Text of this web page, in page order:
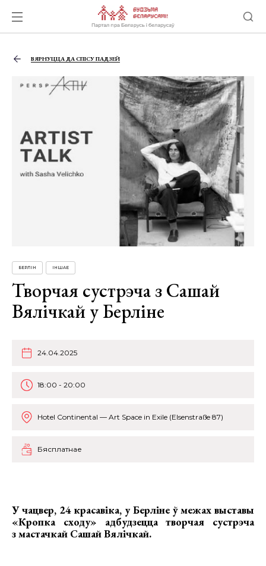
ВЯРНУЦЦА ДА СПІСУ ПАДЗЕЙ
БЕРЛІН ІНШАЕ
Творчая сустрэча з Сашай
Вялічкай у Берліне
24.04.2025
18:00 - 20:00
Hotel Continental — Art Space in Exile (Elsenstraße 87)
Бясплатнае
У чацвер, 24 красавіка, у Берліне ў межах выставы
«Кропка сходу» адбудзеццатворчая сустрэча
з мастачкай Сашай Вялічкай.